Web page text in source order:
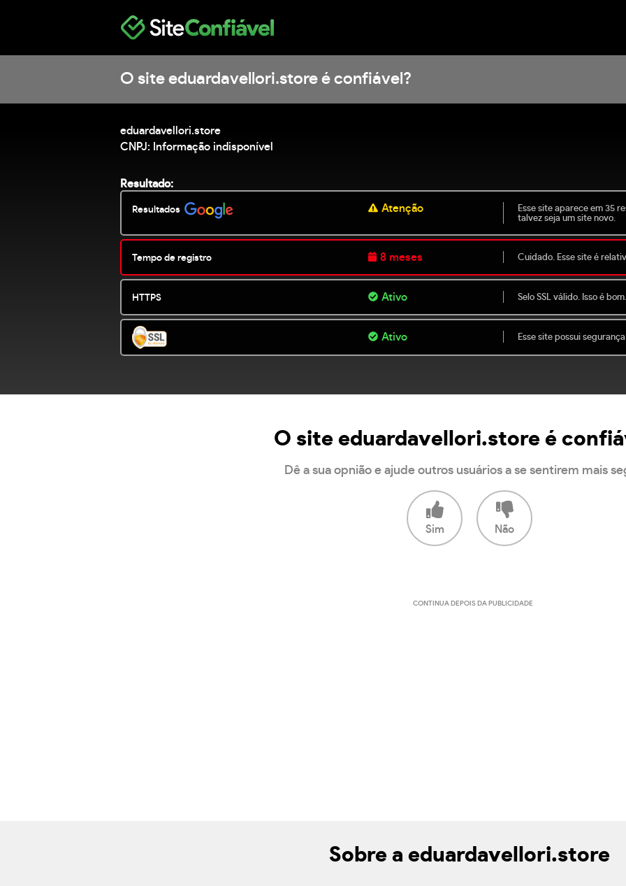
O site eduardavellori.store é confiável?
eduardavellori.store
CNPJ: Informação indisponível
Resultado:
Resultados Atenção
Esse site aparece em 35
talvez seja um site novo.
Tempo de registro 8 meses Cuidado. Esse site é
HTTPS Ativo Selo SSL válido. Isso é
Ativo Esse site possui
O site eduardavellori.store é
Dê a sua opnião e ajude outros usuários a se sentirem mais
Sim Não
CONTINUA DEPOIS DA PUBLICIDADE
Sobre a eduardavellori.store